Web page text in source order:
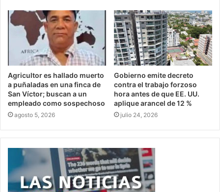
Agricultor es hallado muerto
a puñaladas en una finca de
San Víctor; buscan a un
empleado como sospechoso
agosto 5, 2026
Gobierno emite decreto
contra el trabajo forzoso
hora antes de que EE. UU.
aplique arancel de 12 %
julio 24, 2026